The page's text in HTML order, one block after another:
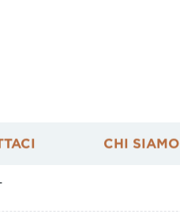
CHI SIAMO